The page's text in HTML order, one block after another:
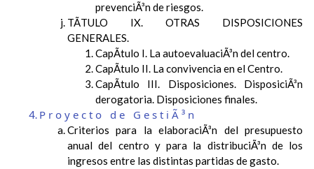
prevenciÃ³n de riesgos.
TÃTULO IX. OTRAS DISPOSICIONES
GENERALES.
CapÃ­tulo I. La autoevaluaciÃ³n del centro.
CapÃ­tulo II. La convivencia en el Centro.
CapÃ­tulo III. Disposiciones. DisposiciÃ³n
derogatoria. Disposiciones finales.
Proyecto de GestiÃ³n
Criterios para la elaboraciÃ³n del presupuesto
anual del centro y para la distribuciÃ³n de los
ingresos entre las distintas partidas de gasto.